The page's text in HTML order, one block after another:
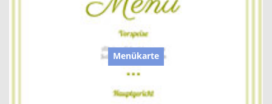
Menükarte